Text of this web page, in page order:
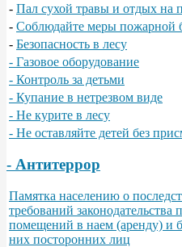
- Пал сухой травы и отдых на
- Соблюдайте меры пожарной
- Безопасность в лесу
- Газовое оборудование
- Контроль за детьми
- Купание в нетрезвом виде
- Не курите в лесу
- Не оставляйте детей без
- Антитеррор
Памятка населению о
требований
помещений в наем (аренду) и
них посторонних лиц